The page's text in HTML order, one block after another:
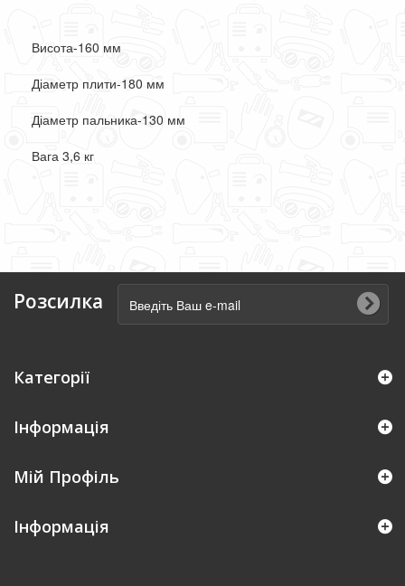
Висота-160 мм
Діаметр плити-180 мм
Діаметр пальника-130 мм
Вага 3,6 кг
Розсилка
Категорії
Інформація
Мій Профіль
Iнформація